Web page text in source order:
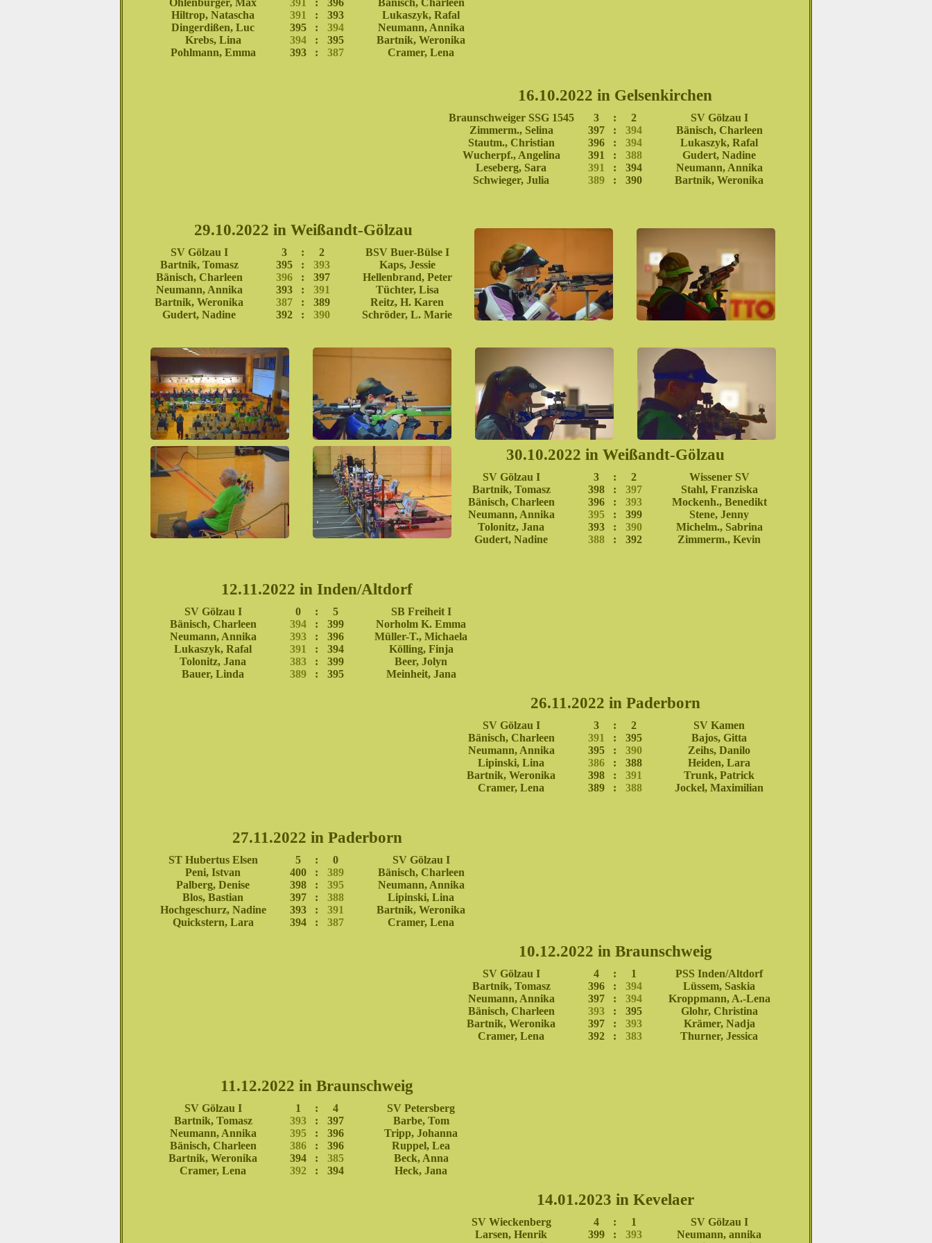
Ohlenburger, Max 391 : 396
Bänisch, Charleen
Hiltrop, Natascha
391 : 393
Lukaszyk, Rafal
Dingerdißen, Luc
395 : 394
Neumann, Annika
Krebs, Lina
394 : 395
Bartnik, Weronika
Pohlmann, Emma
393 : 387 Cramer, Lena
16.10.2022 in Gelsenkirchen
Braunschweiger SSG 1545 3 : 2
SV Gölzau I
Zimmerm., Selina
397 : 394
Bänisch, Charleen
Stautm., Christian
396 : 394
Lukaszyk, Rafal
Wucherpf., Angelina
391 : 388
Gudert, Nadine
Leseberg, Sara
391 : 394
Neumann, Annika
Schwieger, Julia
389 : 390 Bartnik, Weronika
29.10.2022 in Weißandt-Gölzau
SV Gölzau I 3 : 2
BSV Buer-Bülse I
Bartnik, Tomasz
395 : 393
Kaps, Jessie
Bänisch, Charleen
396 : 397
Hellenbrand, Peter
Neumann, Annika
393 : 391
Tüchter, Lisa
Bartnik, Weronika
387 : 389
Reitz, H. Karen
Gudert, Nadine
392 : 390 Schröder, L. Marie
30.10.2022 in Weißandt-Gölzau
SV Gölzau I 3 : 2
Wissener SV
Bartnik, Tomasz
398 : 397
Stahl, Franziska
Bänisch, Charleen
396 : 393
Mockenh., Benedikt
Neumann, Annika
395 : 399
Stene, Jenny
Tolonitz, Jana
393 : 390
Michelm., Sabrina
Gudert, Nadine
388 : 392 Zimmerm., Kevin
12.11.2022 in Inden/Altdorf
SV Gölzau I 0 : 5
SB Freiheit I
Bänisch, Charleen
394 : 399
Norholm K. Emma
Neumann, Annika
393 : 396
Müller-T., Michaela
Lukaszyk, Rafal
391 : 394
Kölling, Finja
Tolonitz, Jana
383 : 399
Beer, Jolyn
Bauer, Linda
389 : 395 Meinheit, Jana
26.11.2022 in Paderborn
SV Gölzau I 3 : 2
SV Kamen
Bänisch, Charleen
391 : 395
Bajos, Gitta
Neumann, Annika
395 : 390
Zeihs, Danilo
Lipinski, Lina
386 : 388
Heiden, Lara
Bartnik, Weronika
398 : 391
Trunk, Patrick
Cramer, Lena
389 : 388 Jockel, Maximilian
27.11.2022 in Paderborn
ST Hubertus Elsen 5 : 0
SV Gölzau I
Peni, Istvan
400 : 389
Bänisch, Charleen
Palberg, Denise
398 : 395
Neumann, Annika
Blos, Bastian
397 : 388
Lipinski, Lina
Hochgeschurz, Nadine
393 : 391
Bartnik, Weronika
Quickstern, Lara
394 : 387 Cramer, Lena
10.12.2022 in Braunschweig
SV Gölzau I 4 : 1
PSS Inden/Altdorf
Bartnik, Tomasz
396 : 394
Lüssem, Saskia
Neumann, Annika
397 : 394
Kroppmann, A.-Lena
Bänisch, Charleen
393 : 395
Glohr, Christina
Bartnik, Weronika
397 : 393
Krämer, Nadja
Cramer, Lena
392 : 383 Thurner, Jessica
11.12.2022 in Braunschweig
SV Gölzau I 1 : 4
SV Petersberg
Bartnik, Tomasz
393 : 397
Barbe, Tom
Neumann, Annika
395 : 396
Tripp, Johanna
Bänisch, Charleen
386 : 396
Ruppel, Lea
Bartnik, Weronika
394 : 385
Beck, Anna
Cramer, Lena
392 : 394 Heck, Jana
14.01.2023 in Kevelaer
SV Wieckenberg 4 : 1
SV Gölzau I
Larsen, Henrik
399 : 393
Neumann, annika